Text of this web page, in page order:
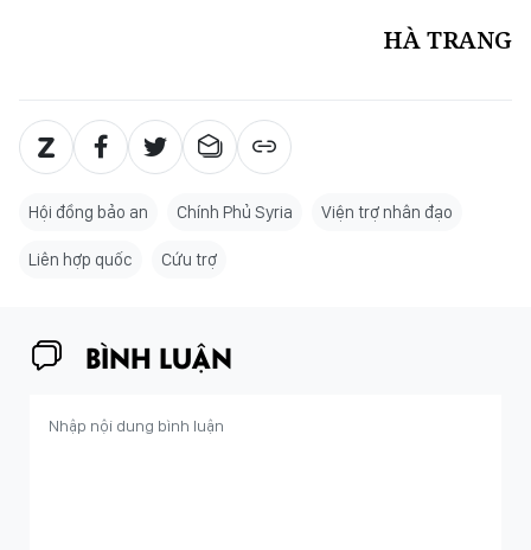
HÀ TRANG
Hội đồng bảo an Chính Phủ Syria Viện trợ nhân đạo
Liên hợp quốc Cứu trợ
BÌNH LUẬN